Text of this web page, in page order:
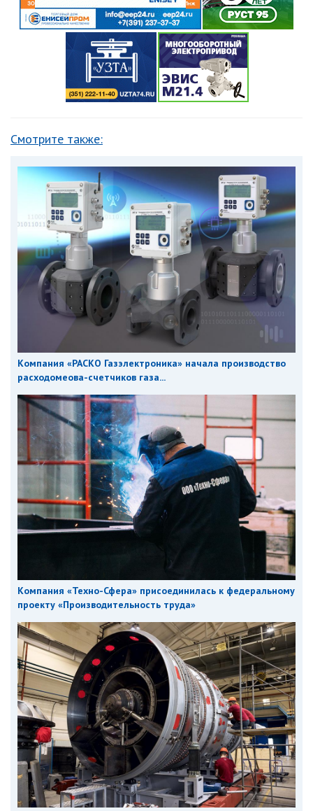
Смотрите также:
Компания «РАСКО Газэлектроника» начала производство
расходомеова-счетчиков газа...
Компания «Техно-Сфера» присоединилась к федеральному
проекту «Производительность труда»